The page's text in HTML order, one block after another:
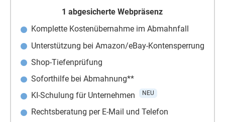
1 abgesicherte Webpräsenz
Komplette Kostenübernahme im Abmahnfall
Unterstützung bei Amazon/eBay-Kontensperrung
Shop-Tiefenprüfung
Soforthilfe bei Abmahnung**
KI-Schulung für Unternehmen
NEU
Rechtsberatung per E-Mail und Telefon